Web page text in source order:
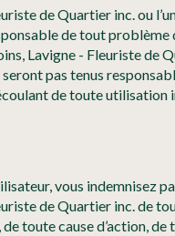
de Quartier inc. ou
de tout problème
Lavigne - Fleuriste de
pas tenus
de toute utilisation
vous indemnisez
de Quartier inc. de
toute cause d’action, de